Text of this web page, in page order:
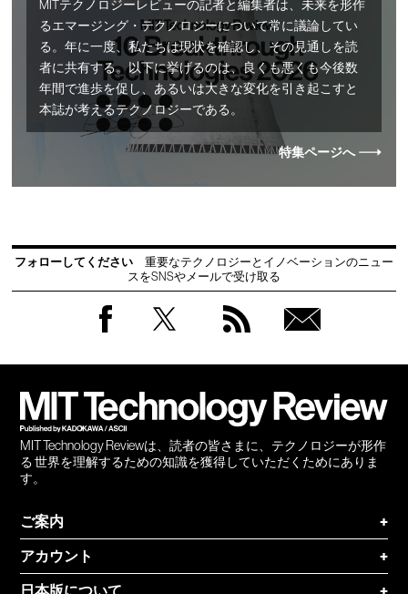
MITテクノロジーレビューの記者と編集者は、未来を形作
るエマージング・テクノロジーについて常に議論してい
る。年に一度、私たちは現状を確認し、その見通しを読
者に共有する。以下に挙げるのは、良くも悪くも今後数
年間で進歩を促し、あるいは大きな変化を引き起こすと
本誌が考えるテクノロジーである。
特集ページへ
フォローしてください
重要なテクノロジーとイノベーションのニュー
スをSNSやメールで受け取る
MIT Technology Reviewは、読者の皆さまに、テクノロジーが形作
る 世界を理解するための知識を獲得していただくためにありま
す。
ご案内
+
アカウント
+